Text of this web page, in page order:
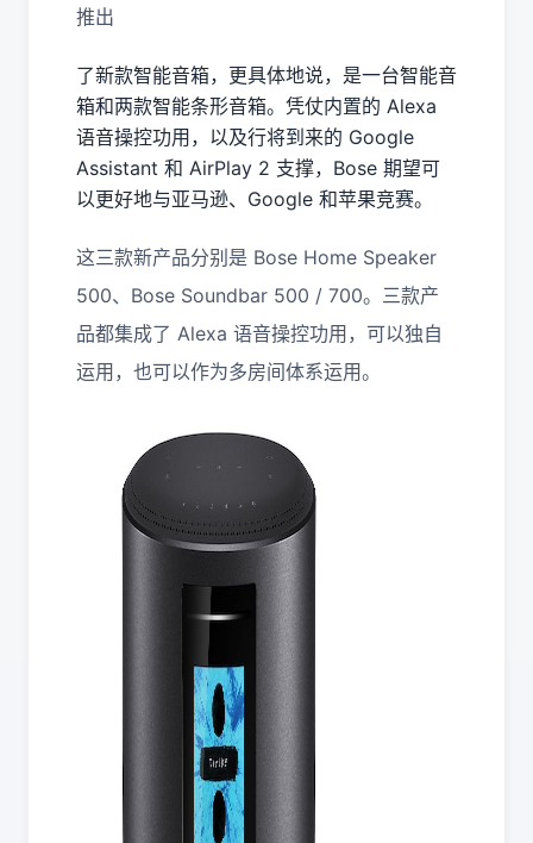
推出
了新款智能音箱，更具体地说，是一台智能音
箱和两款智能条形音箱。凭仗内置的 Alexa
语音操控功用，以及行将到来的 Google
Assistant 和 AirPlay 2 支撑，Bose 期望可
以更好地与亚马逊、Google 和苹果竞赛。
这三款新产品分别是 Bose Home Speaker
500、Bose Soundbar 500 / 700。三款产
品都集成了 Alexa 语音操控功用，可以独自
运用，也可以作为多房间体系运用。